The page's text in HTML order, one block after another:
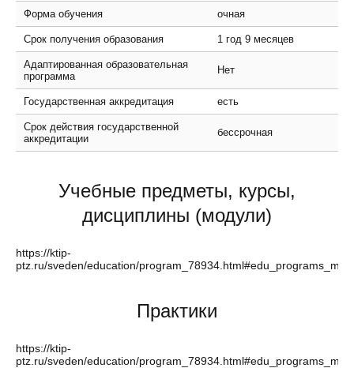
Форма обучения очная
Срок получения образования 1 год 9 месяцев
Адаптированная образовательная
программа
Нет
Государственная аккредитация есть
Срок действия государственной
аккредитации
бессрочная
Учебные предметы, курсы,
дисциплины (модули)
https://ktip-
ptz.ru/sveden/education/
Практики
https://ktip-
ptz.ru/sveden/education/